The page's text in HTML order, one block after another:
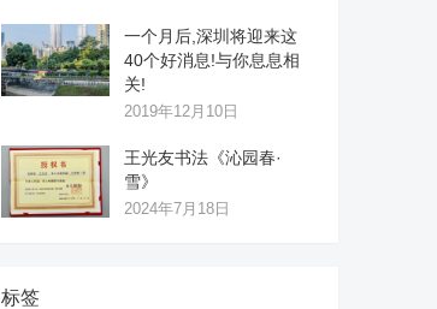
一个月后,深圳将迎来这
40个好消息!与你息息相
关!
2019年12月10日
王光友书法《沁园春·
雪》
2024年7月18日
标签